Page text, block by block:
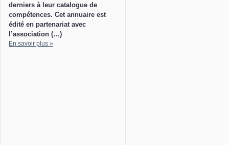
derniers à leur catalogue de
compétences. Cet annuaire est
édité en partenariat avec
l’association (…)
En savoir plus »